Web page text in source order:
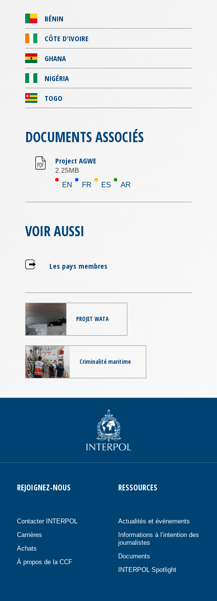
BÉNIN
CÔTE D'IVOIRE
GHANA
NIGÉRIA
TOGO
DOCUMENTS ASSOCIÉS
Project AGWE
2.25MB
EN FR ES AR
VOIR AUSSI
Les pays membres
PROJET WATA
Criminalité maritime
REJOIGNEZ-NOUS
Contacter INTERPOL
Carrières
Achats
À propos de la CCF
RESSOURCES
Actualités et événements
Informations à l’intention des
journalistes
Documents
INTERPOL Spotlight